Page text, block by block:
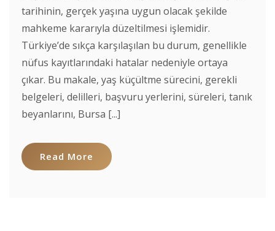
tarihinin, gerçek yaşına uygun olacak şekilde
mahkeme kararıyla düzeltilmesi işlemidir.
Türkiye’de sıkça karşılaşılan bu durum, genellikle
nüfus kayıtlarındaki hatalar nedeniyle ortaya
çıkar. Bu makale, yaş küçültme sürecini, gerekli
belgeleri, delilleri, başvuru yerlerini, süreleri, tanık
beyanlarını, Bursa [...]
Read More